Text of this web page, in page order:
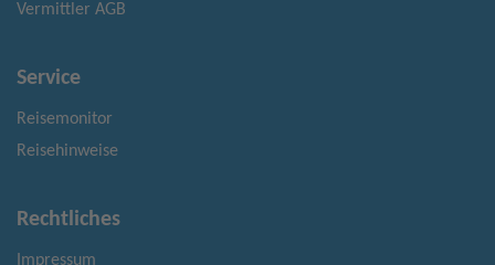
Vermittler AGB
Service
Reisemonitor
Reisehinweise
Rechtliches
Impressum